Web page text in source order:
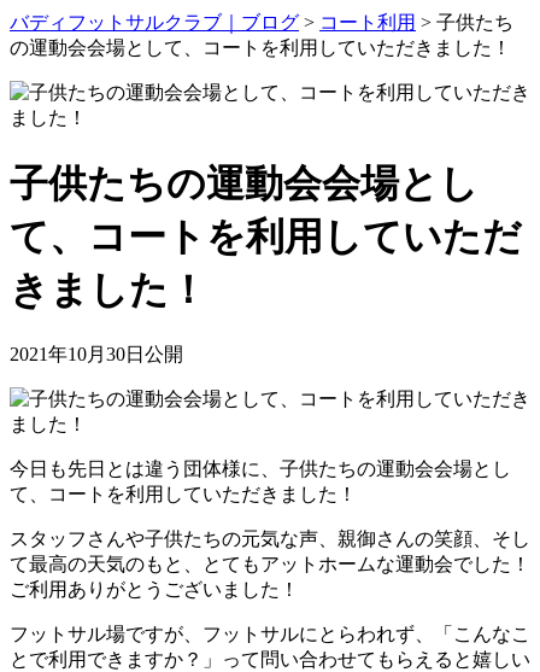
バディフットサルクラブ｜ブログ > コート利用 > 子供たち
の運動会会場として、コートを利用していただきました！
子供たちの運動会会場とし
て、コートを利用していただ
きました！
2021年10月30日公開
今日も先日とは違う団体様に、子供たちの運動会会場とし
て、コートを利用していただきました！
スタッフさんや子供たちの元気な声、親御さんの笑顔、そし
て最高の天気のもと、とてもアットホームな運動会でした！
ご利用ありがとうございました！
フットサル場ですが、フットサルにとらわれず、「こんなこ
とで利用できますか？」って問い合わせてもらえると嬉しい